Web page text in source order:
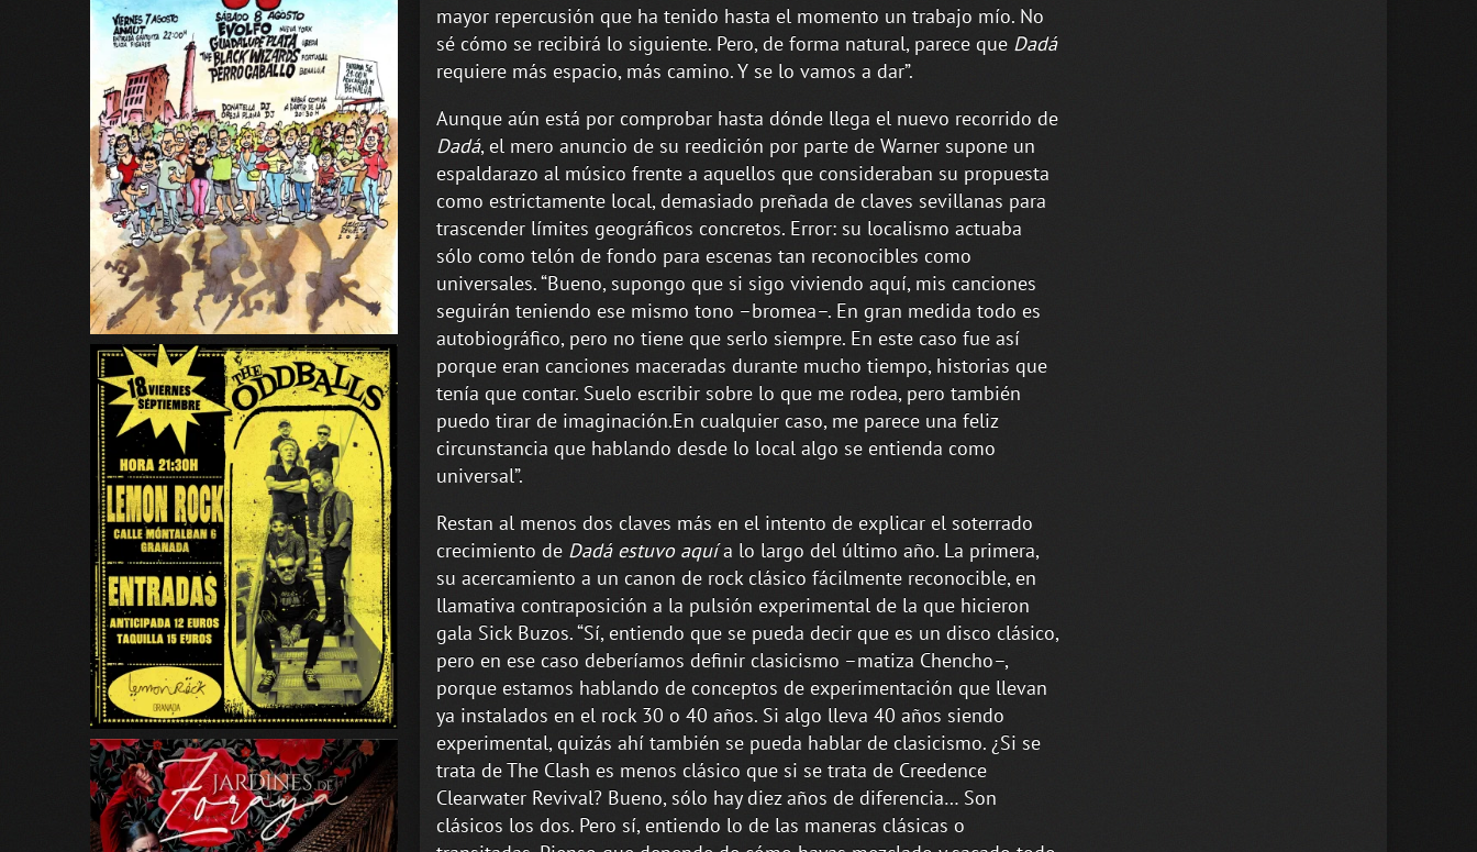
mayor repercusión que ha tenido hasta el momento un trabajo mío. No
sé cómo se recibirá lo siguiente. Pero, de forma natural, parece que Dadá
requiere más espacio, más camino. Y se lo vamos a dar”.
Aunque aún está por comprobar hasta dónde llega el nuevo recorrido de
Dadá, el mero anuncio de su reedición por parte de Warner supone un
espaldarazo al músico frente a aquellos que consideraban su propuesta
como estrictamente local, demasiado preñada de claves sevillanas para
trascender límites geográficos concretos. Error: su localismo actuaba
sólo como telón de fondo para escenas tan reconocibles como
universales. “Bueno, supongo que si sigo viviendo aquí, mis canciones
seguirán teniendo ese mismo tono –bromea–. En gran medida todo es
autobiográfico, pero no tiene que serlo siempre. En este caso fue así
porque eran canciones maceradas durante mucho tiempo, historias que
tenía que contar. Suelo escribir sobre lo que me rodea, pero también
puedo tirar de imaginación.En cualquier caso, me parece una feliz
circunstancia que hablando desde lo local algo se entienda como
universal”.
Restan al menos dos claves más en el intento de explicar el soterrado
crecimiento de Dadá estuvo aquía lo largo del último año. La primera,
su acercamiento a un canon de rock clásico fácilmente reconocible, en
llamativa contraposición a la pulsión experimental de la que hicieron
gala Sick Buzos. “Sí, entiendo que se pueda decir que es un disco clásico,
pero en ese caso deberíamos definir clasicismo –matiza Chencho–,
porque estamos hablando de conceptos de experimentación que llevan
ya instalados en el rock 30 o 40 años. Si algo lleva 40 años siendo
experimental, quizás ahí también se pueda hablar de clasicismo. ¿Si se
trata de The Clash es menos clásico que si se trata de Creedence
Clearwater Revival? Bueno, sólo hay diez años de diferencia… Son
clásicos los dos. Pero sí, entiendo lo de las maneras clásicas o